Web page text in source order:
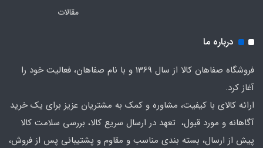
مقالات
درباره ما
فروشگاه صفاهان کالا از سال 1369 و با نام صفاهان، فعالیت خود را
آغاز کرد.
ارائه کالای با کیفیت، مشاوره و کمک به مشتریان عزیز برای یک خرید
آگاهانه و مورد قبول، تعهد در ارسال سریع کالا، بررسی سلامت کالا
پیش از ارسال، بسته بندی مناسب و مقاوم و پشتیبانی پس از فروش،